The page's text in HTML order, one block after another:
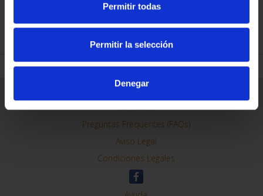
Permitir todas
Permitir la selección
Denegar
REFINAR
Contacto
Preguntas Frequentes (FAQs)
Aviso Legal
Condiciones Legales